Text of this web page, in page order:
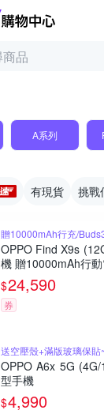
Yahoo
A系列
有現貨 挑戰
贈10000mAh行充/
OPPO Find X9s
機 贈10000mAh行
$24,590
券
送空壓殼+滿版玻璃保貼
OPPO A6x 5G
型手機
$4,990